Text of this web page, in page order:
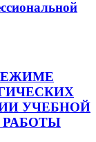
УЧЕБНОЙ
РАБОТЫ